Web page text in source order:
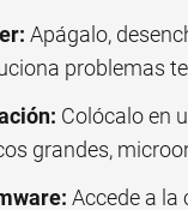
Apágalo,
problemas
Colócalo en
grandes,
Accede a